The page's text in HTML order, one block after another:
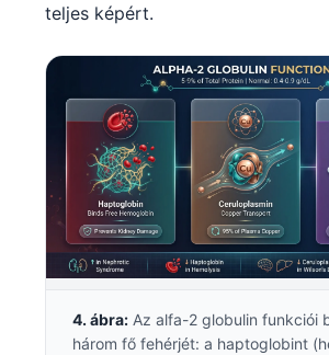
teljes képért.
4. ábra: Az alfa-2 globulin funkciói
három fő fehérjét: a haptoglobint